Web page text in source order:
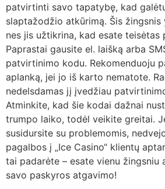
patvirtinti savo tapatybę, kad
slaptažodžio atkūrimą. Šis žingsnis
nes jis užtikrina, kad esate teisėtas
Paprastai gausite el. laišką arba
patvirtinimo kodu. Rekomenduoju
aplanką, jei jo iš karto nematote.
nedelsdamas jį įvedžiau
Atminkite, kad šie kodai dažnai
trumpo laiko, todėl veikite greitai.
susidursite su problemomis,
pagalbos į „Ice Casino“ klientų
tai padarėte – esate vienu žingsniu
savo paskyros atgavimo!